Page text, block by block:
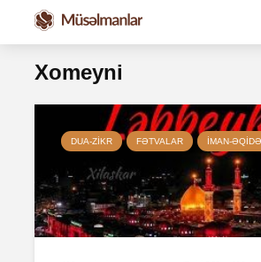
Xomeyni
DUA-ZIKR FƏTVALAR İMAN-